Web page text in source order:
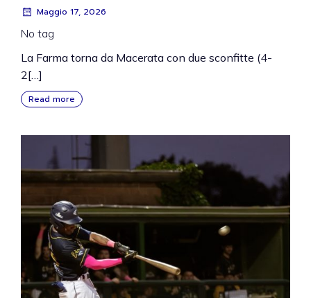
Maggio 17, 2026
No tag
La Farma torna da Macerata con due sconfitte (4-
2[…]
Read more